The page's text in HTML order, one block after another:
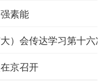
府省政协省法院省检
素能
）会传达学习第十六
京召开